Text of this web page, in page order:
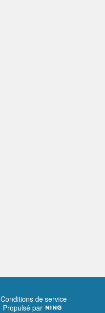
Conditions de service
Propulsé par